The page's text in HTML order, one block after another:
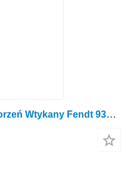
Wspornik tylnego TUZ + Sworzeń Wtykany Fendt 930 933 936 942 GEN 7 Hinterachs-Gestängehalterung + Steckstift H21 für Fendt 930 933 936 942 GEN 7 Radtraktor